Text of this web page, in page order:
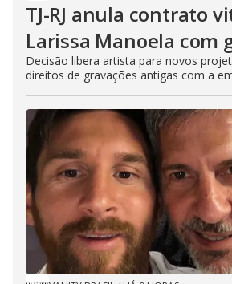
TJ-RJ anula contrato
Larissa Manoela com
Decisão libera artista para novos
direitos de gravações antigas com a